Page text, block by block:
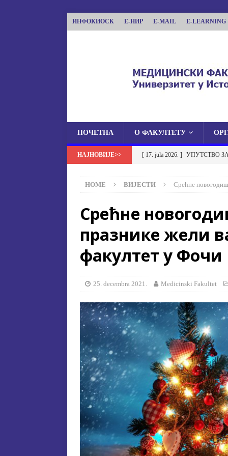
ИНФОКИОСК Е-НИР E-MAIL E-LEARNING
МЕДИЦИНСКИ
МЕДИЦИНСКИ ФАКУЛТЕТ
ПОЧЕТНА О ФАКУЛТЕТУ
[ 17. jula 2026. ] УПУТСТВО
[ 17. jula 2026. ]
Избор у звање
[ 15. jula 2026. ] ОГЛАС –
АКАДЕМСКОЈ 2026/2027.
СПЕЦИЈАЛНА ЕДУКАЦИЈА
HOME ВИЈЕСТИ Срећне
Срећне
празнике жели
факултет у Фочи
25. decembra 2021. Medicinski Fakultet